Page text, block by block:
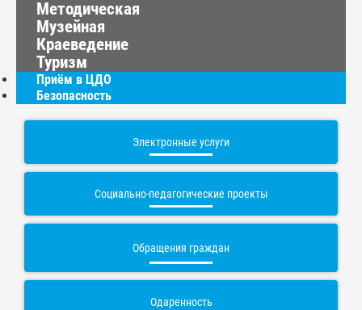
Методическая
Музейная
Краеведение
Туризм
Приём в ЦДО
Безопасность
Электронные услуги
Социально-педагогические проекты
Обращения граждан
Одаренность